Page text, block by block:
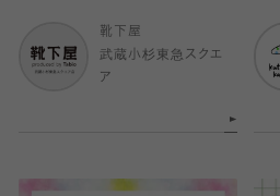
靴下屋
武蔵小杉東急スクエ
ア